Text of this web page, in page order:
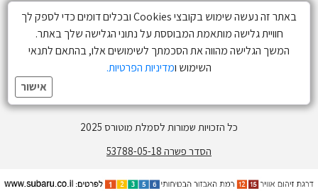
באתר זה נעשה שימוש בקובצי Cookies ובכלים דומים כדי לספק לך
חוויית גלישה מותאמת המבוססת על נתוני הגלישה שלך באתר.
המשך הגלישה מהווה את הסכמתך לשימושים אלו, בהתאם לתנאי
השימוש ומדיניות הפרטיות.
אישור
מפת אתר
תנאי שימוש
מדיניות פרטיות
הודעה על אחריות מוארכת לכריות אוויר שבוצע בעניינן הליך ריקול
כל הזכויות שמורות לסמלת מוטורס 2025
הסדר פשרה 53788-05-18